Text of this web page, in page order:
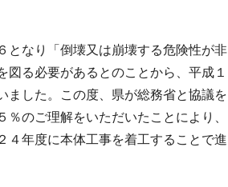
となり「倒壊又は崩壊する危険性が非
る必要があるとのことから、平成１
ました。この度、県が総務省と協議を
のご理解をいただいたことにより、
４年度に本体工事を着工することで進